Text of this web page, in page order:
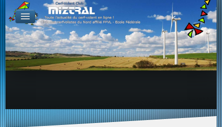
De par le monde
GALERIES
Galerie Photo
Galerie KAP
Galerie Vidéo
Proposer un lien sur votre site Web
Proposer un nouveau lien !